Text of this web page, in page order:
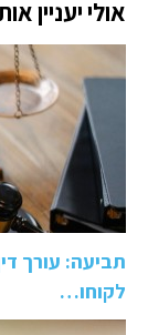
אולי יעניין
לקוחו…